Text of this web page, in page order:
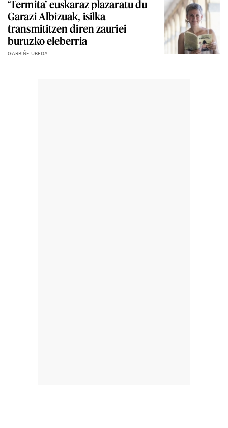
‘Termita’ euskaraz plazaratu du
Garazi Albizuak, isilka
transmititzen diren zauriei
buruzko eleberria
GARBIÑE UBEDA